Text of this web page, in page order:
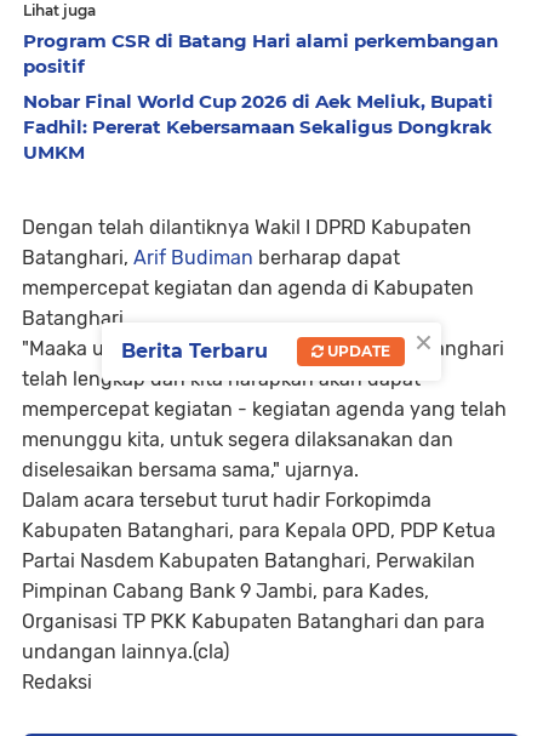
Lihat juga
Program CSR di Batang Hari alami perkembangan
positif
Nobar Final World Cup 2026 di Aek Meliuk, Bupati
Fadhil: Pererat Kebersamaan Sekaligus Dongkrak
UMKM
Dengan telah dilantiknya Wakil I DPRD Kabupaten
Batanghari, Arif Budiman berharap dapat
mempercepat kegiatan dan agenda di Kabupaten
Batanghari.
"Maaka unsur pimpinan DPRD Kabupaten Batanghari
telah lengkap dan kita harapkan akan dapat
mempercepat kegiatan - kegiatan agenda yang telah
menunggu kita, untuk segera dilaksanakan dan
diselesaikan bersama sama," ujarnya.
Dalam acara tersebut turut hadir Forkopimda
Kabupaten Batanghari, para Kepala OPD, PDP Ketua
Partai Nasdem Kabupaten Batanghari, Perwakilan
Pimpinan Cabang Bank 9 Jambi, para Kades,
Organisasi TP PKK Kabupaten Batanghari dan para
undangan lainnya.(cla)
Redaksi
×
Berita Terbaru UPDATE